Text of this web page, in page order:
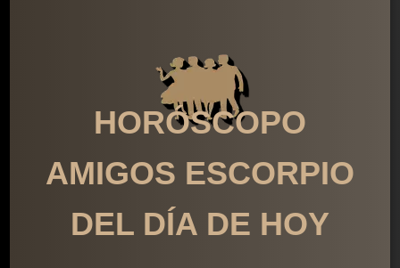
HORÓSCOPO
AMIGOS ESCORPIO
DEL DÍA DE HOY